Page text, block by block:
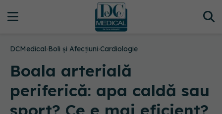
DCMedical›Boli și Afecțiuni›Cardiologie
Boala arterială
periferică: apa caldă sau
sport? Ce e mai eficient?